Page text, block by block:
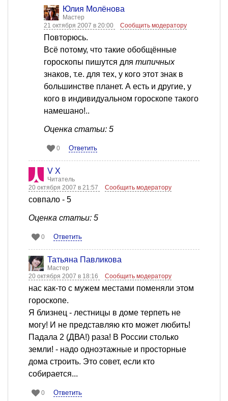
Юлия Молёнова
Мастер
21 октября 2007 в 20:00
Сообщить модератору
Повторюсь.
Всё потому, что такие обобщённые
гороскопы пишутся для типичных
знаков, т.е. для тех, у кого этот знак в
большинстве планет. А есть и другие, у
кого в индивидуальном гороскопе такого
намешано!..
Оценка статьи: 5
0 Ответить
V X
Читатель
20 октября 2007 в 21:57
Сообщить модератору
совпало - 5
Оценка статьи: 5
0 Ответить
Татьяна Павликова
Мастер
20 октября 2007 в 18:16
Сообщить модератору
нас как-то с мужем местами поменяли этом
гороскопе.
Я близнец - лестницы в доме терпеть не
могу! И не представляю кто может любить!
Падала 2 (ДВА!) раза! В России столько
земли! - надо одноэтажные и просторные
дома строить. Это совет, если кто
собирается...
0 Ответить